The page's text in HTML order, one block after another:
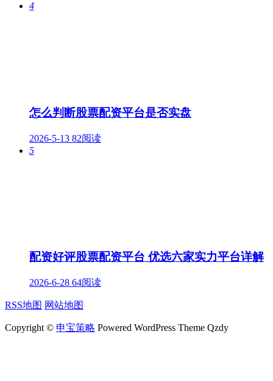
4
怎么判断股票配资平台是否实盘
2026-5-13 82阅读
5
配资好评股票配资平台 优选六家实力平台详解
2026-6-28 64阅读
RSS地图 网站地图
Copyright © 申宝策略 Powered WordPress Theme Qzdy